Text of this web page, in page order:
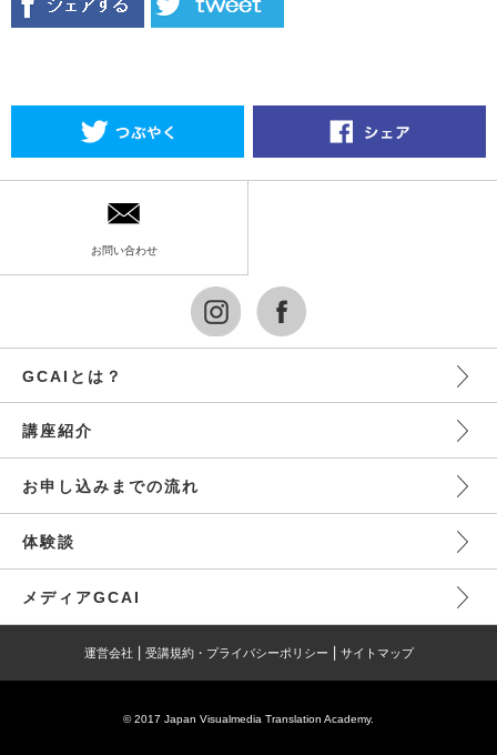
お問い合わせ
GCAIとは？
講座紹介
お申し込みまでの流れ
体験談
メディアGCAI
運営会社 受講規約・プライバシーポリシー サイトマップ
© 2017 Japan Visualmedia Translation Academy.